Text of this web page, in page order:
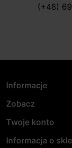
(+48)
Informacje
Zobacz
Twoje konto
Informacja o